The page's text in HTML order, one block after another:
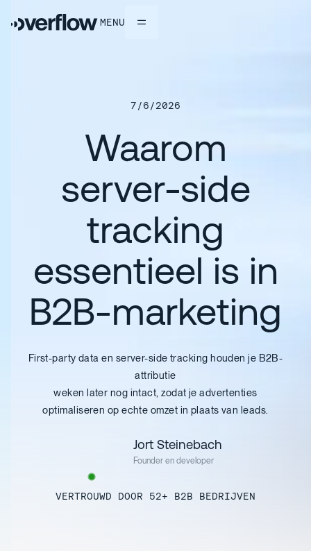
MENU
7/6/2026
Waarom
server-side
tracking
essentieel is in
B2B-marketing
First-party data en server-side tracking houden je B2B-
attributie
weken later nog intact, zodat je advertenties
optimaliseren op echte omzet in plaats van leads.
Jort Steinebach
Founder en developer
VERTROUWD DOOR 52+ B2B BEDRIJVEN